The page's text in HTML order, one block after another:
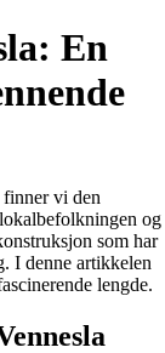
En
vi den
og
som har
I denne artikkelen
lengde.